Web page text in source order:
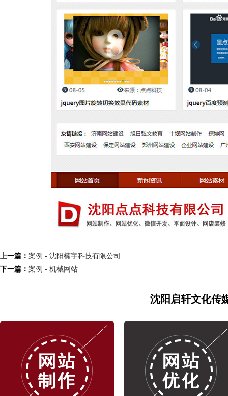
上一篇： 案例 - 沈阳楠宇科技有限公司
下一篇： 案例 - 机械网站
沈阳启轩文化传